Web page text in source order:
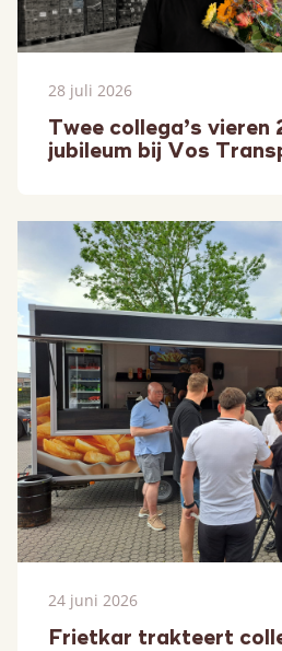
28 juli 2026
Twee collega’s
jubileum bij Vos
24 juni 2026
Frietkar trakteert